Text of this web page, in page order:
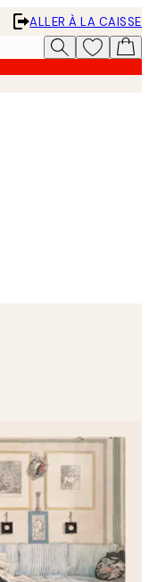
ALLER À LA CAISSE